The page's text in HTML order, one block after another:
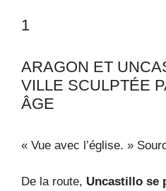
1
ARAGON ET
VILLE SCULPTÉE
ÂGE
« Vue avec l’église. »
De la route, Uncastillo se